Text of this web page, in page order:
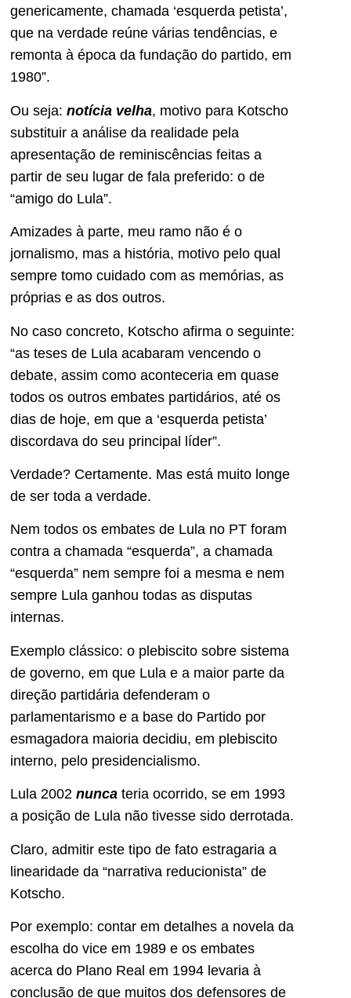
genericamente, chamada ‘esquerda petista’,
que na verdade reúne várias tendências, e
remonta à época da fundação do partido, em
1980”.
Ou seja: notícia velha, motivo para Kotscho
substituir a análise da realidade pela
apresentação de reminiscências feitas a
partir de seu lugar de fala preferido: o de
“amigo do Lula”.
Amizades à parte, meu ramo não é o
jornalismo, mas a história, motivo pelo qual
sempre tomo cuidado com as memórias, as
próprias e as dos outros.
No caso concreto, Kotscho afirma o seguinte:
“as teses de Lula acabaram vencendo o
debate, assim como aconteceria em quase
todos os outros embates partidários, até os
dias de hoje, em que a ‘esquerda petista’
discordava do seu principal líder”.
Verdade? Certamente. Mas está muito longe
de ser toda a verdade.
Nem todos os embates de Lula no PT foram
contra a chamada “esquerda”, a chamada
“esquerda” nem sempre foi a mesma e nem
sempre Lula ganhou todas as disputas
internas.
Exemplo clássico: o plebiscito sobre sistema
de governo, em que Lula e a maior parte da
direção partidária defenderam o
parlamentarismo e a base do Partido por
esmagadora maioria decidiu, em plebiscito
interno, pelo presidencialismo.
Lula 2002 nunca teria ocorrido, se em 1993
a posição de Lula não tivesse sido derrotada.
Claro, admitir este tipo de fato estragaria a
linearidade da “narrativa reducionista” de
Kotscho.
Por exemplo: contar em detalhes a novela da
escolha do vice em 1989 e os embates
acerca do Plano Real em 1994 levaria à
conclusão de que muitos dos defensores de